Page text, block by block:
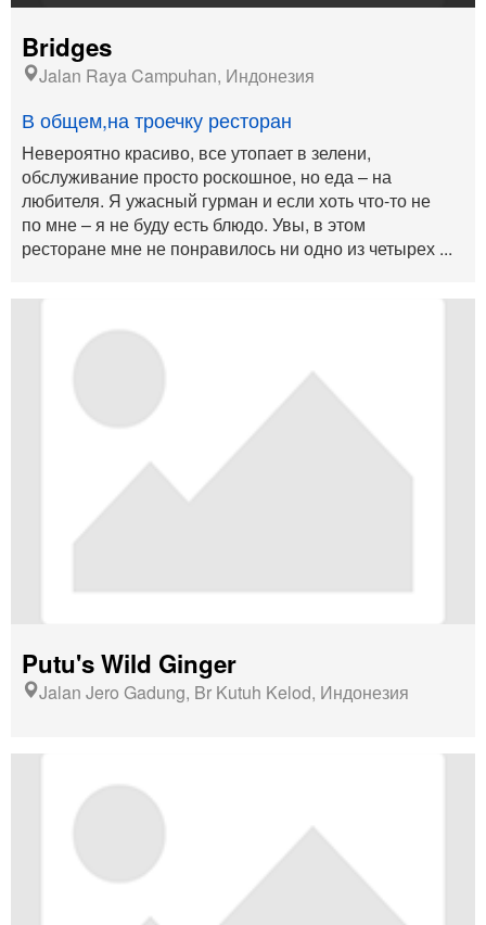
Bridges
Jalan Raya Campuhan, Индонезия
В общем,на троечку ресторан
Невероятно красиво, все утопает в зелени,
обслуживание просто роскошное, но еда – на
любителя. Я ужасный гурман и если хоть что-то не
по мне – я не буду есть блюдо. Увы, в этом
ресторане мне не понравилось ни одно из четырех ...
Putu's Wild Ginger
Jalan Jero Gadung, Br Kutuh Kelod, Индонезия